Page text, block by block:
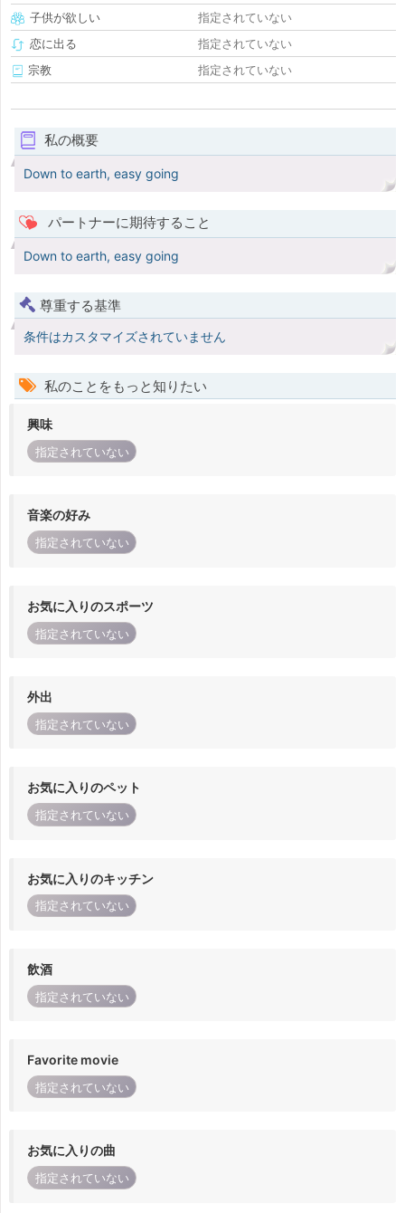
子供が欲しい
指定されていない
恋に出る
指定されていない
宗教
指定されていない
私の概要
Down to earth, easy going
パートナーに期待すること
Down to earth, easy going
尊重する基準
条件はカスタマイズされていません
私のことをもっと知りたい
興味
指定されていない
音楽の好み
指定されていない
お気に入りのスポーツ
指定されていない
外出
指定されていない
お気に入りのペット
指定されていない
お気に入りのキッチン
指定されていない
飲酒
指定されていない
Favorite movie
指定されていない
お気に入りの曲
指定されていない